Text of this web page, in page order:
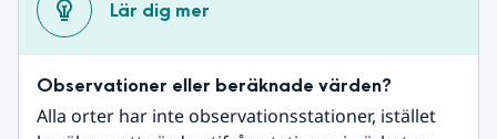
Lär dig mer
Observationer eller beräknade värden?
Alla orter har inte observationsstationer, istället